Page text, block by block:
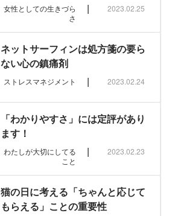
女性としての生きづら
さ
| 2023.02.25
ネットサーフィンは処方箋の要ら
ない心の鎮痛剤
ストレスマネジメント | 2023.02.24
「わかりやすさ」には定評があり
ます！
わたしが大切にしてる
こと
| 2023.02.23
猫の日に考える「ちゃんと応じて
もらえる」ことの重要性